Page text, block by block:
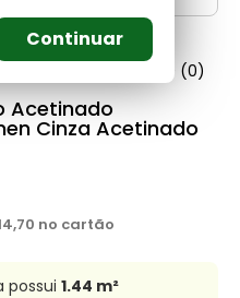
Continuar
Eliane (0)
Acetinado
Cinza Acetinado
no cartão
possui1.44 m²